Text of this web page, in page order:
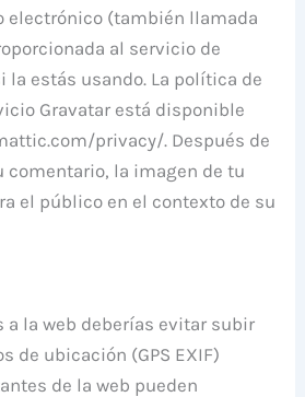
electrónico (también llamada
al servicio de
la estás usando. La política de
Gravatar está disponible
privacy/. Después de
comentario, la imagen de tu
el público en el contexto de su
a la web deberías evitar subir
de ubicación (GPS EXIF)
de la web pueden